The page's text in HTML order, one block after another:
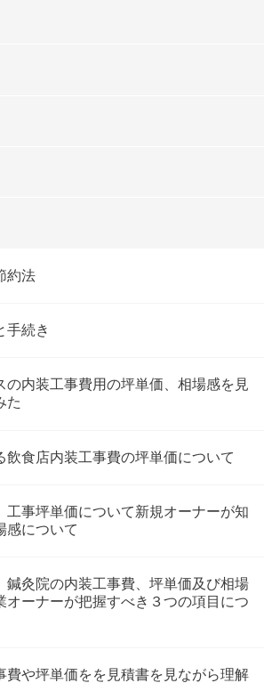
約法
手続き
の内装工事費用の坪単価、相場感を見
た
飲食店内装工事費の坪単価について
工事坪単価について新規オーナーが知
感について
鍼灸院の内装工事費、坪単価及び相場
オーナーが把握すべき３つの項目につ
費や坪単価をを見積書を見ながら理解